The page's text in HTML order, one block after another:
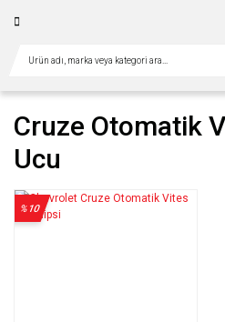
Cruze Otomatik
Ucu
%10